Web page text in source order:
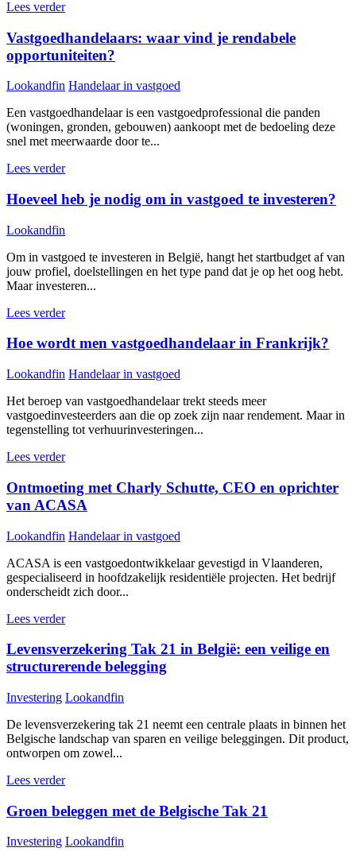
Lees verder
Vastgoedhandelaars: waar vind je rendabele
opportuniteiten?
Lookandfin Handelaar in vastgoed
Een vastgoedhandelaar is een vastgoedprofessional die panden
(woningen, gronden, gebouwen) aankoopt met de bedoeling deze
snel met meerwaarde door te...
Lees verder
Hoeveel heb je nodig om in vastgoed te investeren?
Lookandfin
Om in vastgoed te investeren in België, hangt het startbudget af van
jouw profiel, doelstellingen en het type pand dat je op het oog hebt.
Maar investeren...
Lees verder
Hoe wordt men vastgoedhandelaar in Frankrijk?
Lookandfin Handelaar in vastgoed
Het beroep van vastgoedhandelaar trekt steeds meer
vastgoedinvesteerders aan die op zoek zijn naar rendement. Maar in
tegenstelling tot verhuurinvesteringen...
Lees verder
Ontmoeting met Charly Schutte, CEO en oprichter
van ACASA
Lookandfin Handelaar in vastgoed
ACASA is een vastgoedontwikkelaar gevestigd in Vlaanderen,
gespecialiseerd in hoofdzakelijk residentiële projecten. Het bedrijf
onderscheidt zich door...
Lees verder
Levensverzekering Tak 21 in België: een veilige en
structurerende belegging
Investering Lookandfin
De levensverzekering tak 21 neemt een centrale plaats in binnen het
Belgische landschap van sparen en veilige beleggingen. Dit product,
ontworpen om zowel...
Lees verder
Groen beleggen met de Belgische Tak 21
Investering Lookandfin